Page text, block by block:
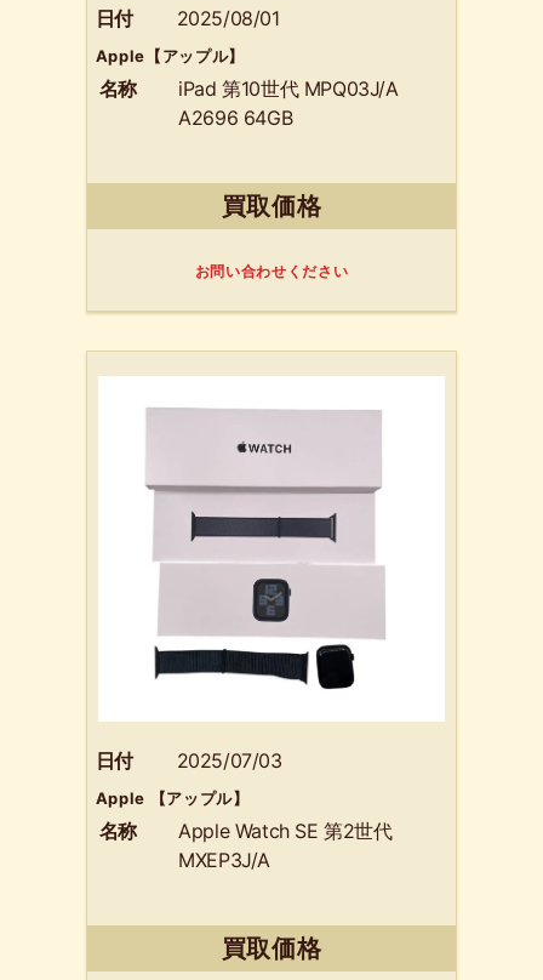
日付 2025/08/01
Apple【アップル】
名称
iPad 第10世代 MPQ03J/A
A2696 64GB
買取価格
お問い合わせください
日付 2025/07/03
Apple 【アップル】
名称
Apple Watch SE 第2世代
MXEP3J/A
買取価格